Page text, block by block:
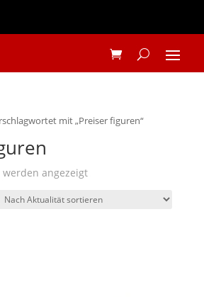
mit „Preiser figuren“
angezeigtNach
sortiert